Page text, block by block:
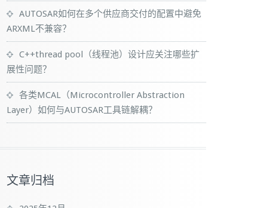
AUTOSAR如何在多个供应商交付的配置中避免
ARXML不兼容？
C++thread pool（线程池）设计应关注哪些扩
展性问题？
各类MCAL（Microcontroller Abstraction
Layer）如何与AUTOSAR工具链解耦？
文章归档